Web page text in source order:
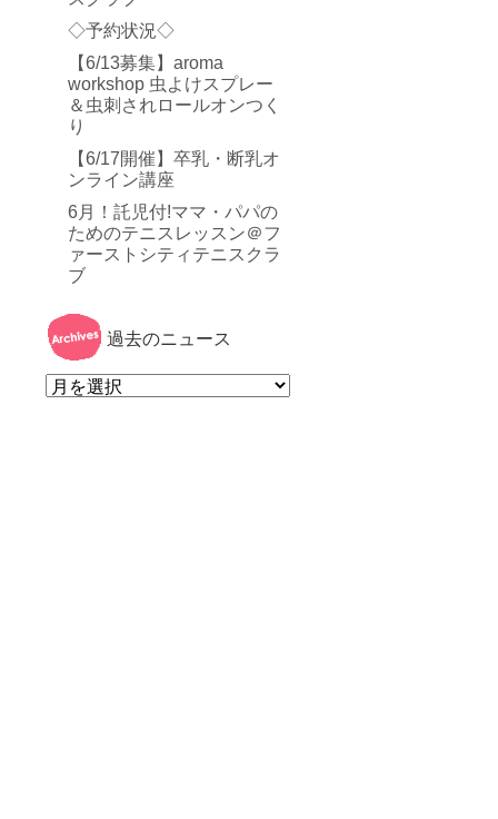
◇予約状況◇
【6/13募集】aroma
workshop 虫よけスプレー
＆虫刺されロールオンつく
り
【6/17開催】卒乳・断乳オ
ンライン講座
6月！託児付!ママ・パパの
ためのテニスレッスン＠フ
ァーストシティテニスクラ
ブ
過去のニュース
過
去